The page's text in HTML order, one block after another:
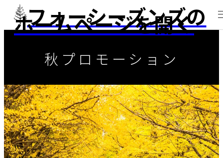
フォーシーズンズの
ホームページを開く
秋プロモーション